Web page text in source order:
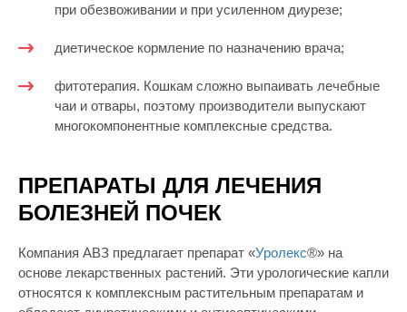
при обезвоживании и при усиленном диурезе;
диетическое кормление по назначению врача;
фитотерапия. Кошкам сложно выпаивать лечебные
чаи и отвары, поэтому производители выпускают
многокомпонентные комплексные средства.
ПРЕПАРАТЫ ДЛЯ ЛЕЧЕНИЯ
БОЛЕЗНЕЙ ПОЧЕК
Компания АВЗ предлагает препарат «Уролекс®» на
основе лекарственных растений. Эти урологические капли
относятся к комплексным растительным препаратам и